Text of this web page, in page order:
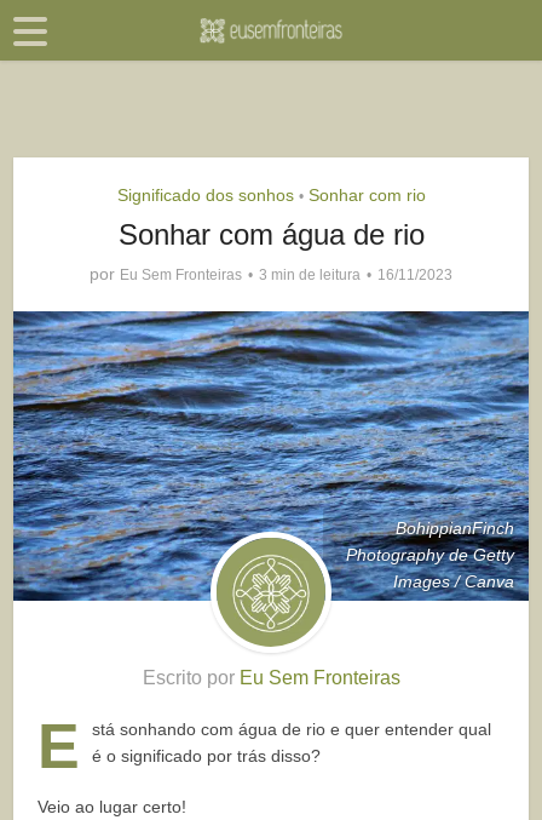
Significado dos sonhos • Sonhar com rio
Sonhar com água de rio
por Eu Sem Fronteiras 3 min de leitura 16/11/2023
BohippianFinch
Photography de Getty
Images / Canva
Escrito por Eu Sem Fronteiras
E
stá sonhando com água de rio e quer entender qual
é o significado por trás disso?
Veio ao lugar certo!